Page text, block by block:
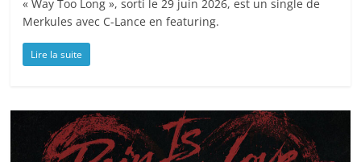
« Way Too Long », sorti le 29 juin 2026, est un single de
Merkules avec C-Lance en featuring.
Lire la suite